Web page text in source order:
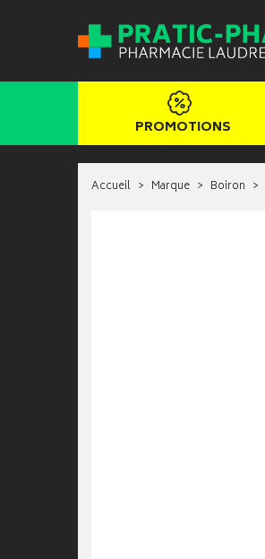
PROMOTIONS
Accueil Marque Boiron